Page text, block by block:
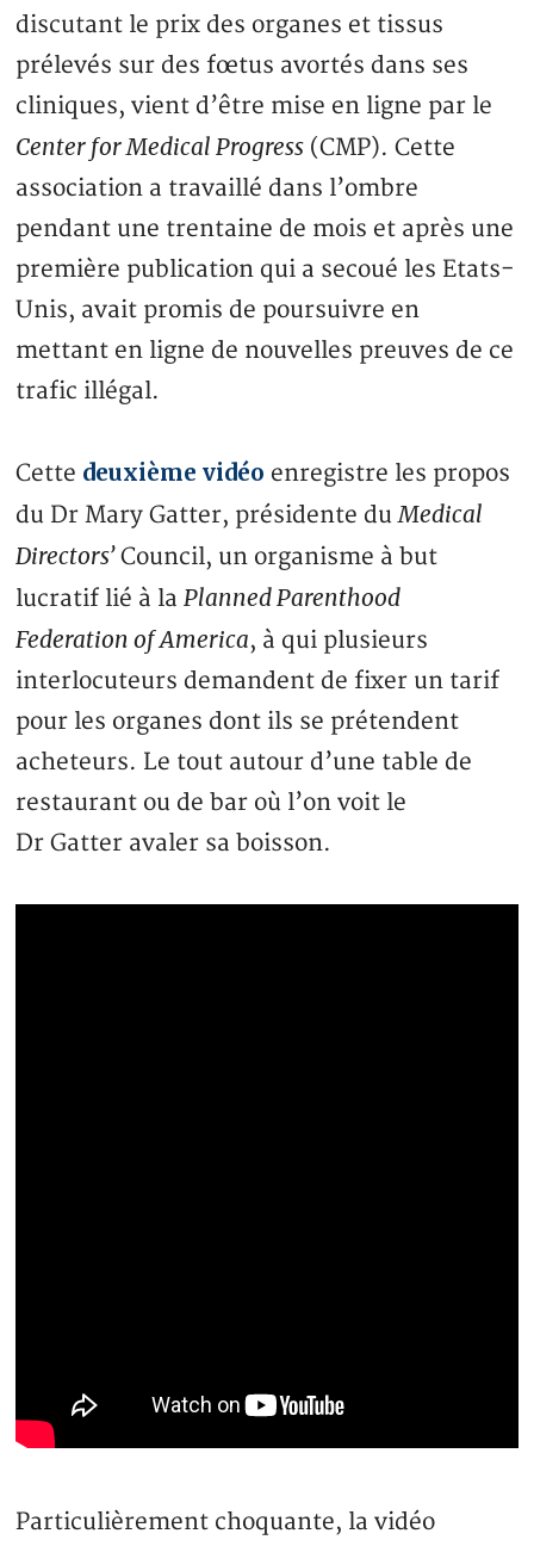
discutant le prix des organes et tissus
prélevés sur des fœtus avortés dans ses
cliniques, vient d’être mise en ligne par le
Center for Medical Progress (CMP). Cette
association a travaillé dans l’ombre
pendant une trentaine de mois et après une
première publication qui a secoué les Etats-
Unis, avait promis de poursuivre en
mettant en ligne de nouvelles preuves de ce
trafic illégal.
Cette deuxième vidéo enregistre les propos
du Dr Mary Gatter, présidente duMedical
Directors’Council, un organisme à but
lucratif lié à laPlanned Parenthood
Federation of America, à qui plusieurs
interlocuteurs demandent de fixer un tarif
pour les organes dont ils se prétendent
acheteurs. Le tout autour d’une table de
restaurant ou de bar où l’on voit le
Dr Gatter avaler sa boisson.
Particulièrement choquante, la vidéo